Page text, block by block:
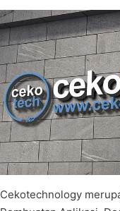
Cekotechnology